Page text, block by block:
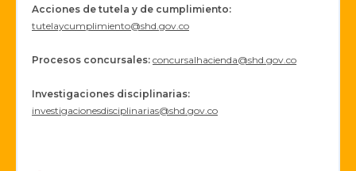
Acciones de tutela y de cumplimiento:
tutelaycumplimiento@shd.gov.co
Procesos concursales: concursalhacienda@shd.gov.co
Investigaciones disciplinarias:
investigacionesdisciplinarias@shd.gov.co